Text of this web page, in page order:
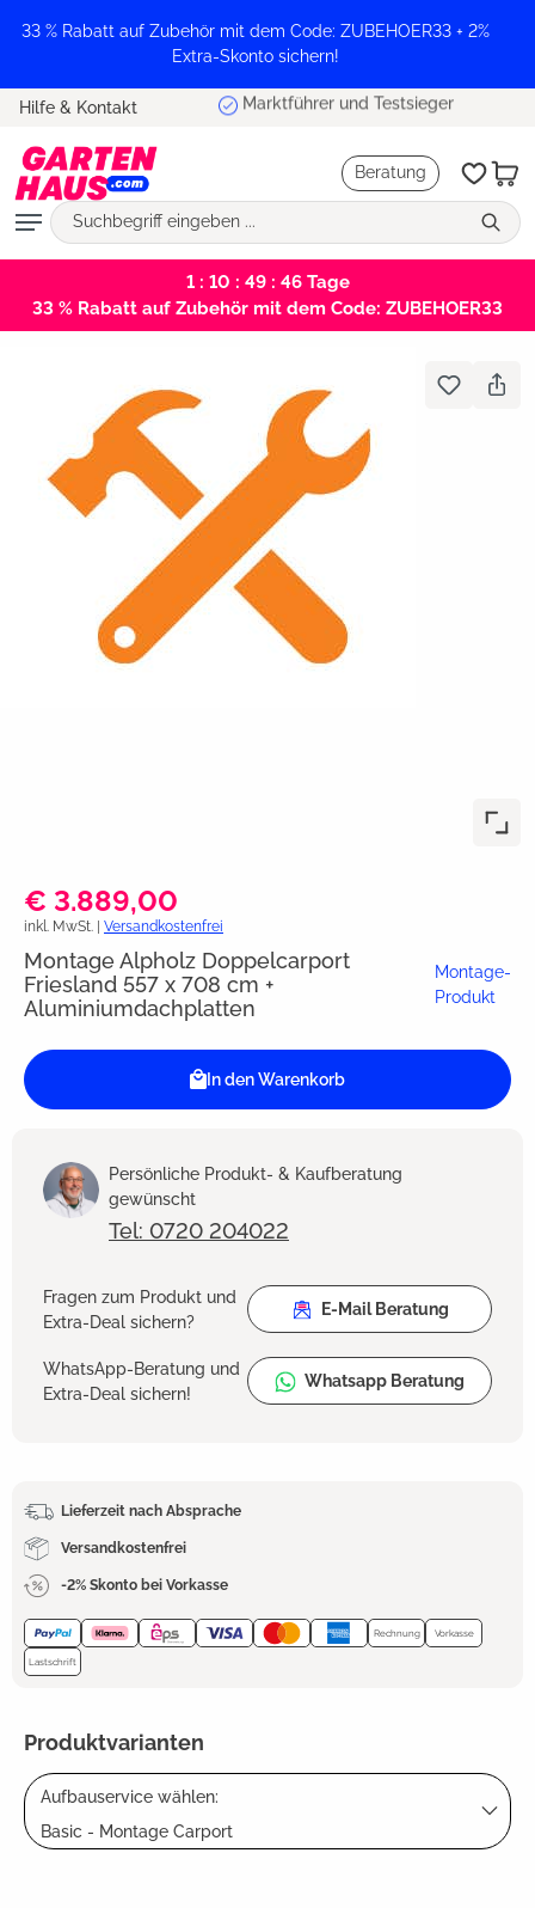
springen
33 % Rabatt auf Zubehör mit dem Code: ZUBEHOER33 + 2%
Extra-Skonto sichern!
Hilfe & Kontakt Marktführer und Testsieger
Beratung
1 : 10 : 49 : 46Tage
33 % Rabatt auf Zubehör mit dem Code: ZUBEHOER33
€ 3.889,00
inkl. MwSt. | Versandkostenfrei
Montage Alpholz Doppelcarport
Friesland 557 x 708 cm +
Aluminiumdachplatten
Montage-
Produkt
In den Warenkorb
Persönliche Produkt- & Kaufberatung
gewünscht
Tel: 0720 204022
Fragen zum Produkt und
Extra-Deal sichern?
E-Mail Beratung
WhatsApp-Beratung und
Extra-Deal sichern!
Whatsapp Beratung
Lieferzeit nach Absprache
Versandkostenfrei
-2% Skonto bei Vorkasse
Rechnung Vorkasse
Lastschrift
Produktvarianten
Aufbauservice wählen:
Basic - Montage Carport